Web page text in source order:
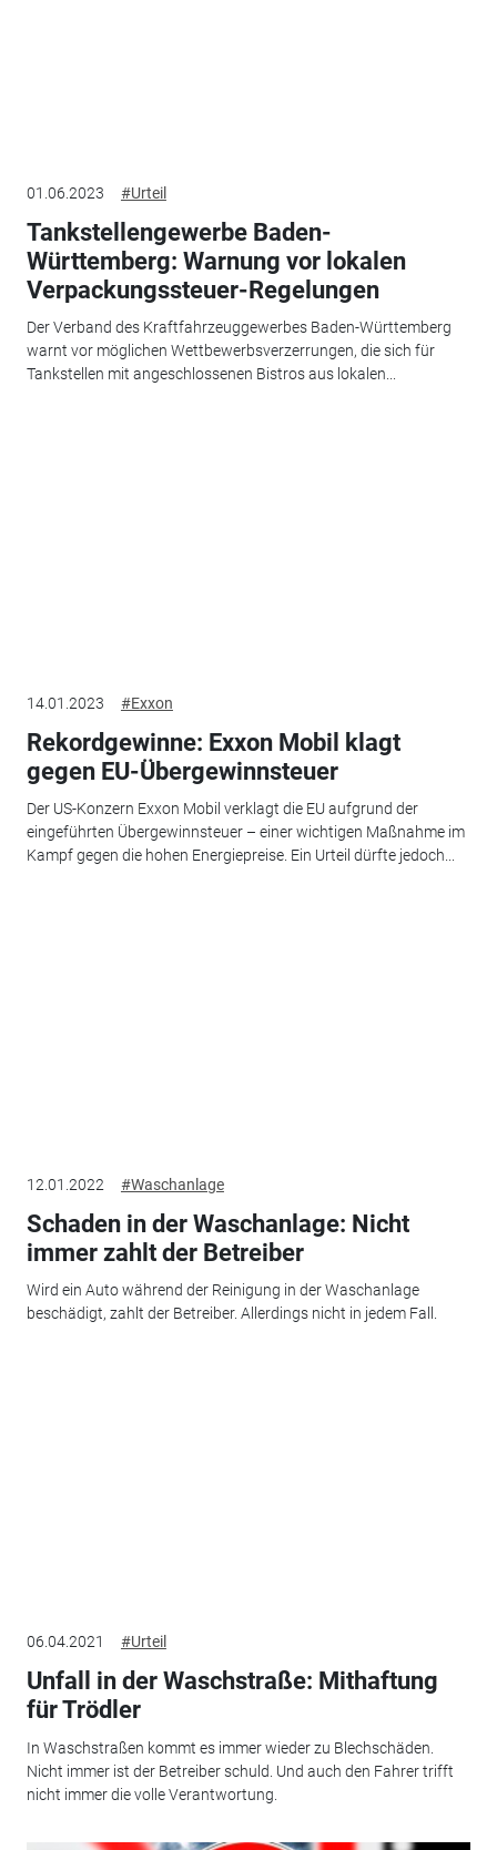
01.06.2023 #Urteil
Tankstellengewerbe Baden-
Württemberg: Warnung vor lokalen
Verpackungssteuer-Regelungen
Der Verband des Kraftfahrzeuggewerbes Baden-Württemberg
warnt vor möglichen Wettbewerbsverzerrungen, die sich für
Tankstellen mit angeschlossenen Bistros aus lokalen...
14.01.2023 #Exxon
Rekordgewinne: Exxon Mobil klagt
gegen EU-Übergewinnsteuer
Der US-Konzern Exxon Mobil verklagt die EU aufgrund der
eingeführten Übergewinnsteuer – einer wichtigen Maßnahme im
Kampf gegen die hohen Energiepreise. Ein Urteil dürfte jedoch...
12.01.2022 #Waschanlage
Schaden in der Waschanlage: Nicht
immer zahlt der Betreiber
Wird ein Auto während der Reinigung in der Waschanlage
beschädigt, zahlt der Betreiber. Allerdings nicht in jedem Fall.
06.04.2021 #Urteil
Unfall in der Waschstraße: Mithaftung
für Trödler
In Waschstraßen kommt es immer wieder zu Blechschäden.
Nicht immer ist der Betreiber schuld. Und auch den Fahrer trifft
nicht immer die volle Verantwortung.